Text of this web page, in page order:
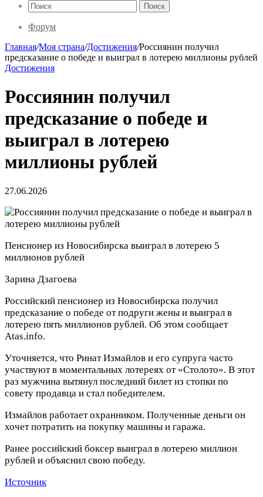
Поиск
Форум
Главная/Моя страна/Достижения/Россиянин получил
предсказание о победе и выиграл в лотерею миллионы рублей
Достижения
Россиянин получил
предсказание о победе и
выиграл в лотерею
миллионы рублей
27.06.2026
Пенсионер из Новосибирска выиграл в лотерею 5
миллионов рублей
Зарина Дзагоева
Российский пенсионер из Новосибирска получил
предсказание о победе от подруги жены и выиграл в
лотерею пять миллионов рублей. Об этом сообщает
Atas.info.
Уточняется, что Ринат Измайлов и его супруга часто
участвуют в моментальных лотереях от «Столото». В этот
раз мужчина вытянул последний билет из стопки по
совету продавца и стал победителем.
Измайлов работает охранником. Полученные деньги он
хочет потратить на покупку машины и гаража.
Ранее российский боксер выиграл в лотерею миллион
рублей и объяснил свою победу.
Источник